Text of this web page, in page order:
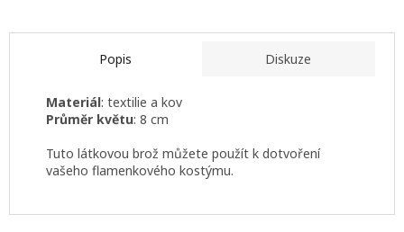
Popis Diskuze
Materiál: textilie a kov
Průměr květu: 8 cm
Tuto látkovou brož můžete použít k dotvoření
vašeho flamenkového kostýmu.